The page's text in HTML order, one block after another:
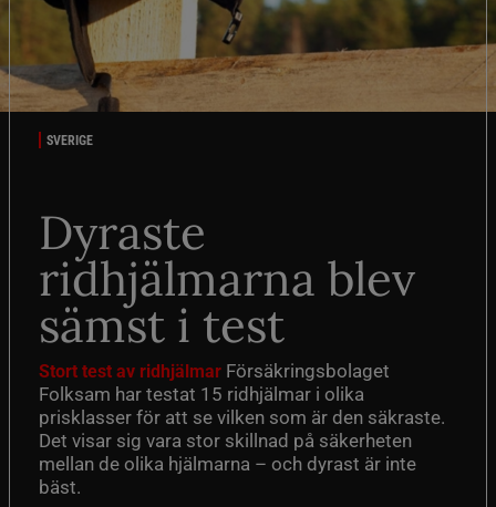
SVERIGE
Dyraste
ridhjälmarna blev
sämst i test
Stort test av ridhjälmar Försäkringsbolaget
Folksam har testat 15 ridhjälmar i olika
prisklasser för att se vilken som är den säkraste.
Det visar sig vara stor skillnad på säkerheten
mellan de olika hjälmarna – och dyrast är inte
bäst.